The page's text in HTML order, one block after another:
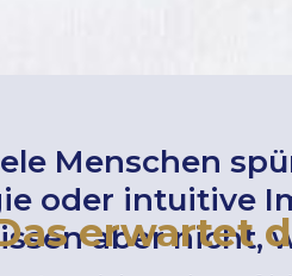
Menschen
oder intuitive
aber nicht,
erwartet